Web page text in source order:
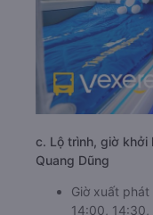
c. Lộ trình, giờ